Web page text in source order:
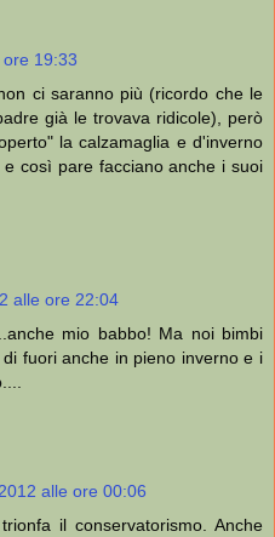
19:33
ci saranno più (ricordo che le
già le trovava ridicole), però
la calzamaglia e d'inverno
così pare facciano anche i suoi
alle ore 22:04
mio babbo! Ma noi bimbi
fuori anche in pieno inverno e i
alle ore 00:06
il conservatorismo. Anche